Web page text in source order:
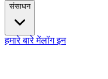
संसाधन
हमारे बारे मेंलॉग इन